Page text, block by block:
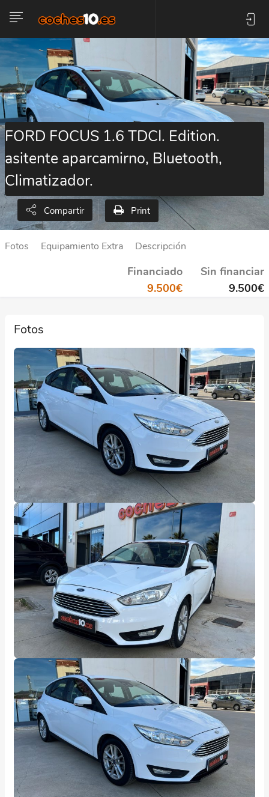
FORD FOCUS 1.6 TDCI. Edition.
asitente aparcamirno, Bluetooth,
Climatizador.
Compartir Print
Fotos Equipamiento Extra Descripción
Sin financiar
9.500€
Financiado
9.500€
Fotos